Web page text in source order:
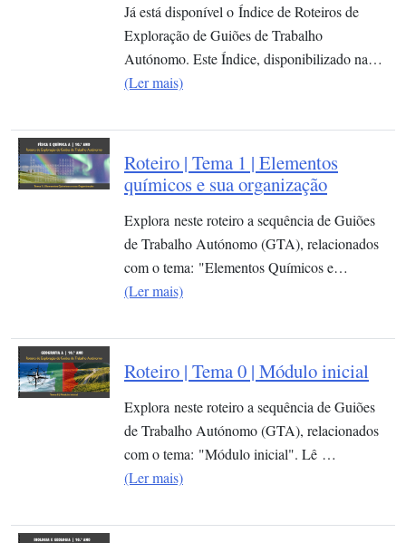
Já está disponível o Índice de Roteiros de
Exploração de Guiões de Trabalho
Autónomo. Este Índice, disponibilizado na…
(Ler mais)
Roteiro | Tema 1 | Elementos
químicos e sua organização​
Explora neste roteiro a sequência de Guiões
de Trabalho Autónomo (GTA), relacionados
com o tema: "Elementos Químicos e…
(Ler mais)
Roteiro | Tema 0 | Módulo inicial
Explora neste roteiro a sequência de Guiões
de Trabalho Autónomo (GTA), relacionados
com o tema: "Módulo inicial". Lê …
(Ler mais)